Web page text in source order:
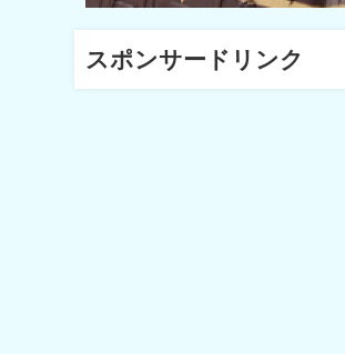
スポンサードリンク